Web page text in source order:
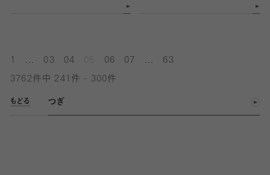
03 04 06 07 63
3762件中 241件 - 300件
もどる つぎ